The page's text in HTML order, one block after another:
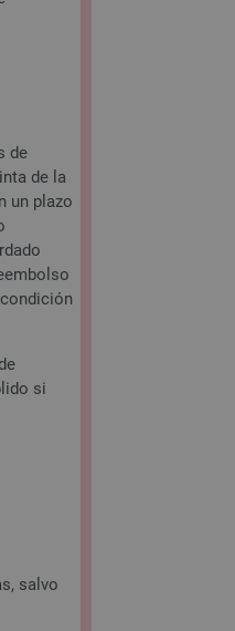
de
de la
un plazo
si
salvo